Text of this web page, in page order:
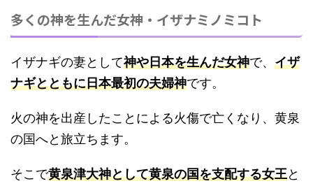
多くの神を生んだ女神・イザナミノミコト
イザナギの妻として神や日本を生んだ女神で、 イザ
ナギとともに日本最初の夫婦神です。
火の神を出産したことによる火傷で亡くなり、黄泉
の国へと旅立ちます。
そこで黄泉津大神として黄泉の国を支配する女王と